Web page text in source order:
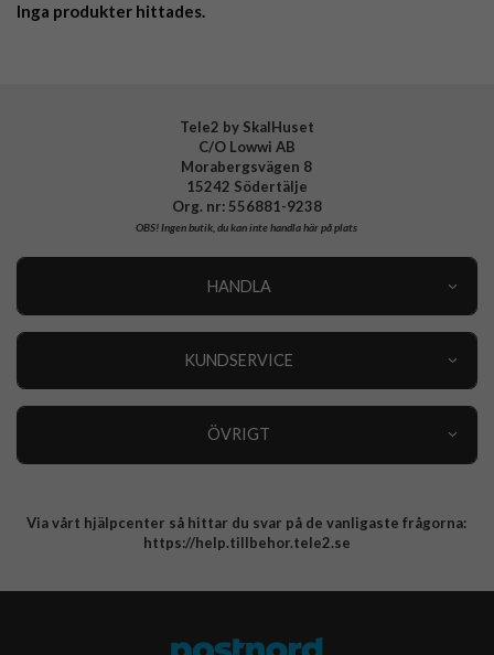
Inga produkter hittades.
Tele2 by SkalHuset
C/O Lowwi AB
Morabergsvägen 8
15242 Södertälje
Org. nr: 556881-9238
OBS!Ingen butik, du kan inte handla här på plats
HANDLA
KUNDSERVICE
ÖVRIGT
Integritetspolicy
Via vårt hjälpcenter så hittar du svar på de vanligaste frågorna:
https://help.tillbehor.tele2.se